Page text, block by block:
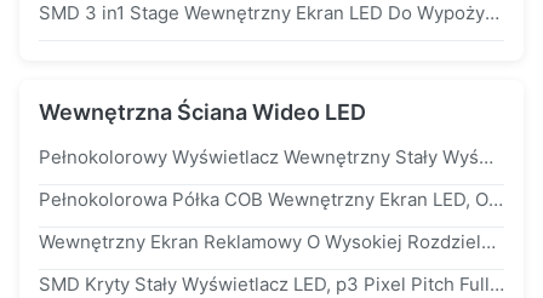
SMD 3 in1 Stage Wewnętrzny Ekran LED Do Wypożyczenia Wyświetl Wydarzenia / Reklamę
Wewnętrzna Ściana Wideo LED
Pełnokolorowy Wyświetlacz Wewnętrzny Stały Wyświetlacz LED Reklama Ultra HD Full Color p1.25 ip43 Półkowy Wyświetlacz LED
Pełnokolorowa Półka COB Wewnętrzny Ekran LED, Oznakowanie LCD Dla Klubu Barowego W Sklepie Detalicznym
Wewnętrzny Ekran Reklamowy O Wysokiej Rozdzielczości, Wyświetlacz Ścienny LED p3 p4 p5 Do Promocji
SMD Kryty Stały Wyświetlacz LED, p3 Pixel Pitch Full Color LED Video Wall Do Reklamy